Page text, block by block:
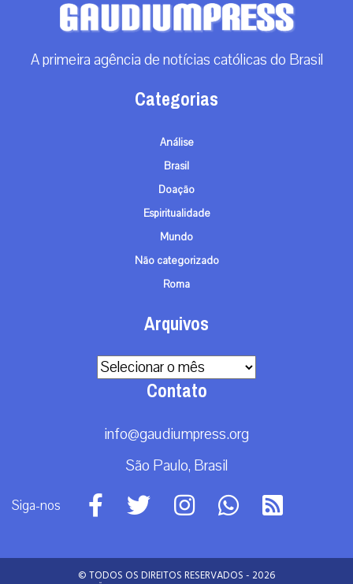
A primeira agência de notícias católicas do Brasil
Categorias
Análise
Brasil
Doação
Espiritualidade
Mundo
Não categorizado
Roma
Arquivos
Arquivos
Contato
info@gaudiumpress.org
São Paulo, Brasil
Siga-nos
© TODOS OS DIREITOS RESERVADOS - 2026